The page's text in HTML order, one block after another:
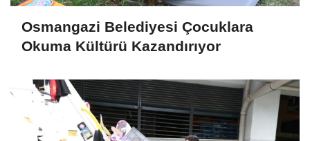
Osmangazi Belediyesi Çocuklara
Okuma Kültürü Kazandırıyor